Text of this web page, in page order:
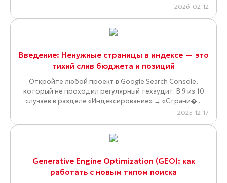
2026-02-12
Введение: Ненужные страницы в индексе — это
тихий слив бюджета и позиций
Откройте любой проект в Google Search Console,
который не проходил регулярный техаудит. В 9 из 10
случаев в разделе «Индексирование» → «Страни�...
2025-12-17
Generative Engine Optimization (GEO): как
работать с новым типом поиска